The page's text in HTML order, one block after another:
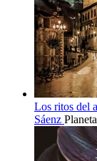
Los ritos del
Sáenz Planeta